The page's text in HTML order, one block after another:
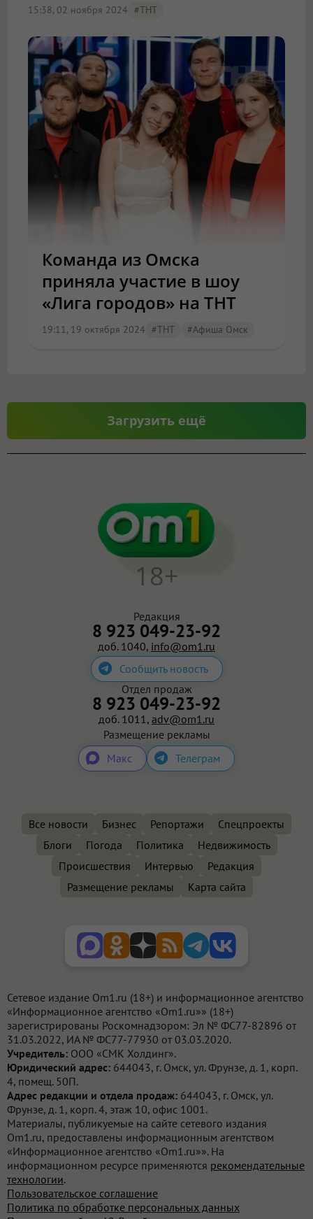
15:38, 02 ноября 2024 #ТНТ
Команда из Омска
приняла участие в шоу
«Лига городов» на ТНТ
19:11, 19 октября 2024 #ТНТ #Афиша Омск
Загрузить ещё
Редакция
8 923 049-23-92
доб. 1040, info@om1.ru
Сообщить новость
18+
Отдел продаж
8 923 049-23-92
доб. 1011, adv@om1.ru
Размещение рекламы
Макс
Телеграм
Все новости Бизнес Репортажи
Спецпроекты
Блоги
Погода Политика
Недвижимость
Происшествия
Интервью
Редакция
Размещение рекламы
Карта сайта
Сетевое издание Om1.ru (18+) и информационное агентство
«Информационное агентство «Om1.ru»» (18+)
зарегистрированы Роскомнадзором: Эл № ФС77-82896 от
31.03.2022, ИА № ФС77-77930 от 03.03.2020.
Учредитель: ООО «СМК Холдинг».
Юридический адрес: 644043, г. Омск, ул. Фрунзе, д. 1, корп.
4, помещ. 50П.
Адрес редакции и отдела продаж: 644043, г. Омск, ул.
Фрунзе, д. 1, корп. 4, этаж 10, офис 1001.
Материалы, публикуемые на сайте сетевого издания
Om1.ru, предоставлены информационным агентством
«Информационное агентство «Om1.ru»». На
информационном ресурсе применяются рекомендательные
технологии.
Пользовательское соглашение
Политика по обработке персональных данных